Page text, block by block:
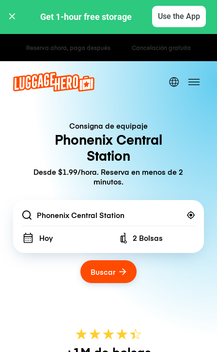
Get 1-hour free storage Use the App
Tarifas por hora / día
Consigna de equipaje
Phonenix Central
Station
Desde $1.99/hora. Reserva en menos de 2
minutos.
Location
Hoy Number of bags
2 Bolsas
Buscar
★★★★☆
★